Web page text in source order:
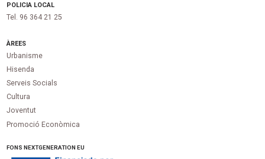
POLICIA LOCAL
Tel. 96 364 21 25
ÀREES
Urbanisme
Hisenda
Serveis Socials
Cultura
Joventut
Promoció Econòmica
FONS NEXTGENERATION EU